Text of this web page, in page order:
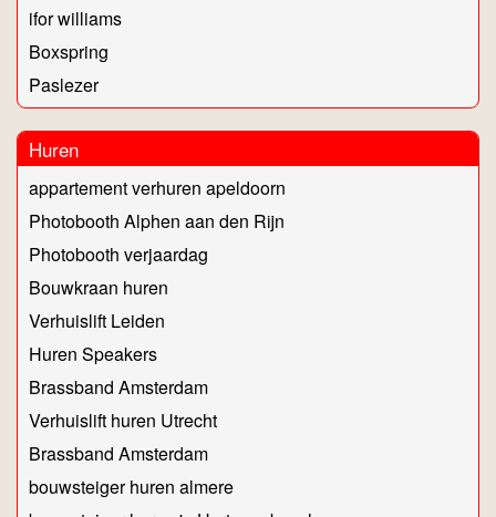
ifor williams
Boxspring
Paslezer
Huren
appartement verhuren apeldoorn
Photobooth Alphen aan den Rijn
Photobooth verjaardag
Bouwkraan huren
Verhuislift Leiden
Huren Speakers
Brassband Amsterdam
Verhuislift huren Utrecht
Brassband Amsterdam
bouwsteiger huren almere